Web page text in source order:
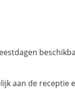
aan de